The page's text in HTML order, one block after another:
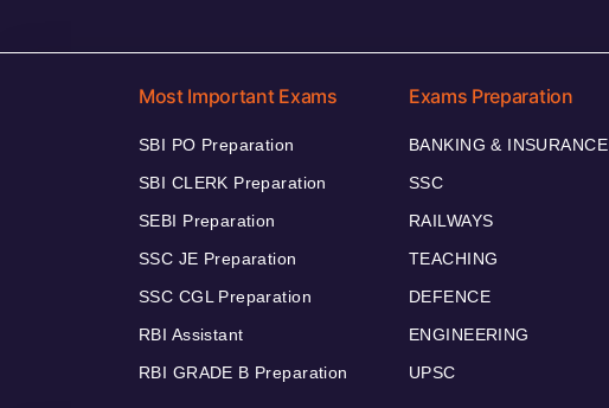
Most Important Exams
SBI PO Preparation
SBI CLERK Preparation
SEBI Preparation
SSC JE Preparation
SSC CGL Preparation
RBI Assistant
RBI GRADE B Preparation
Exams Preparation
BANKING & INSURANCE
SSC
RAILWAYS
TEACHING
DEFENCE
ENGINEERING
UPSC